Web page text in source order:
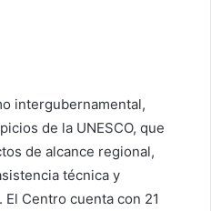
intergubernamental,
de la UNESCO, que
de alcance regional,
técnica y
Centro cuenta con 21